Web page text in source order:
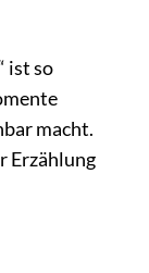
ist so
macht.
Erzählung